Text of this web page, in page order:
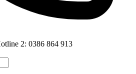
2: 0386 864 913